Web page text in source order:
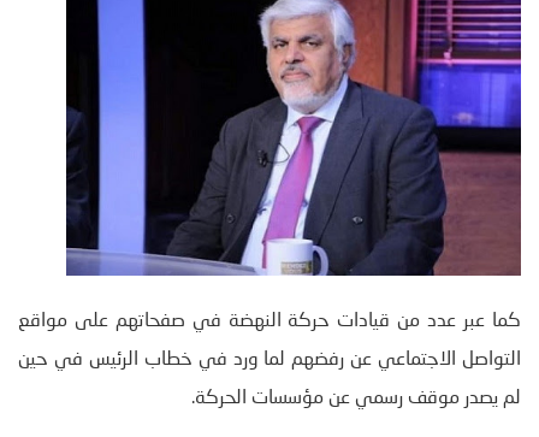
كما عبر عدد من قيادات حركة النهضة في صفحاتهم على مواقع
التواصل الاجتماعي عن رفضهم لما ورد في خطاب الرئيس في حين
لم يصدر موقف رسمي عن مؤسسات الحركة.